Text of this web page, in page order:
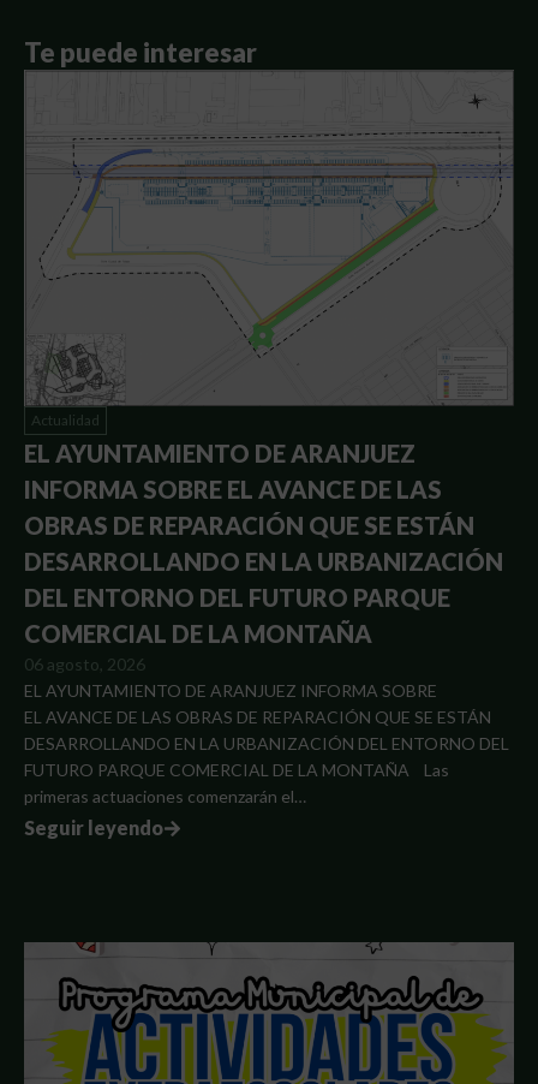
Te puede interesar
Actualidad
EL AYUNTAMIENTO DE ARANJUEZ
INFORMA SOBRE EL AVANCE DE LAS
OBRAS DE REPARACIÓN QUE SE ESTÁN
DESARROLLANDO EN LA URBANIZACIÓN
DEL ENTORNO DEL FUTURO PARQUE
COMERCIAL DE LA MONTAÑA
06 agosto, 2026
EL AYUNTAMIENTO DE ARANJUEZ INFORMA SOBRE
EL AVANCE DE LAS OBRAS DE REPARACIÓN QUE SE ESTÁN
DESARROLLANDO EN LA URBANIZACIÓN DEL ENTORNO DEL
FUTURO PARQUE COMERCIAL DE LA MONTAÑA Las
primeras actuaciones comenzarán el…
Seguir leyendo